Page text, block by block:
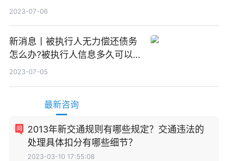
2023-07-06
新消息丨被执行人无力偿还债务
怎么办?被执行人信息多久可以
消除?
2023-07-05
最新咨询
2013年新交通规则有哪些规定？交通违法的
处理具体扣分有哪些细节？
2023-03-10 17:55:08